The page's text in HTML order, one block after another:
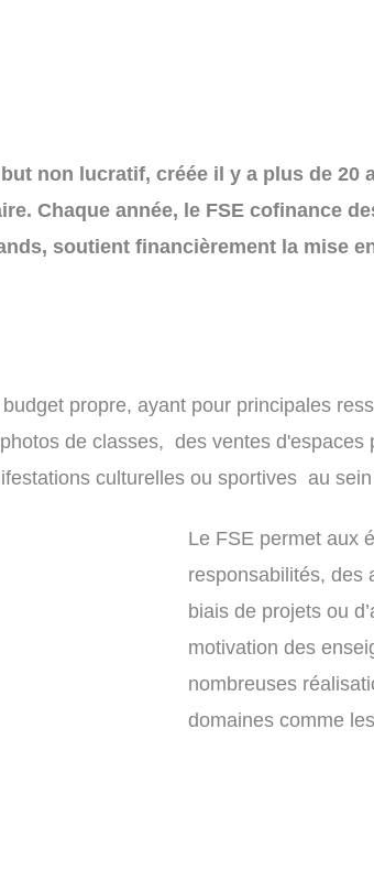
non lucratif, créée il y a plus de 20
Chaque année, le FSE cofinance
soutient financièrement la mise
budget propre, ayant pour principales
de classes, des ventes d'espaces
culturelles ou sportives au
Le FSE permet aux
responsabilités, des
biais de projets ou
motivation des
nombreuses
domaines comme